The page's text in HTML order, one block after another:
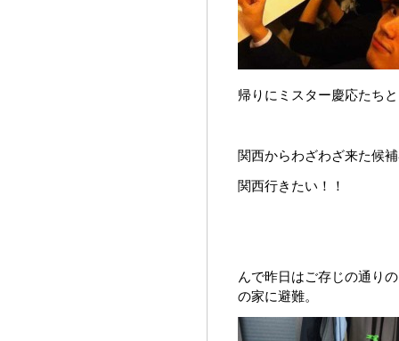
帰りにミスター慶応たち
関西からわざわざ来た候
関西行きたい！！
んで昨日はご存じの通り
の家に避難。